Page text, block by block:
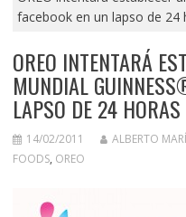
facebook en un lapso de 24
OREO INTENTARÁ
MUNDIAL
LAPSO DE 24 HORAS
14/02/2011 ALBERTO
FOODS, OREO